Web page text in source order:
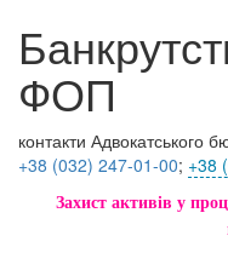
ФОП
контакти Адвокатського
+38 (032) 247-01-00; +38
Захист активів у